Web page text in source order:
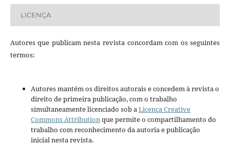
LICENÇA
Autores que publicam nesta revista concordam com os seguintes
termos:
Autores mantém os direitos autorais e concedem à revista o
direito de primeira publicação, com o trabalho
simultaneamente licenciado sob a Licença Creative
Commons Attribution que permite o compartilhamento do
trabalho com reconhecimento da autoria e publicação
inicial nesta revista.